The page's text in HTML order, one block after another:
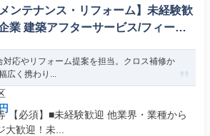
ンテナンス・リフォーム】未経験歓
業 建築アフターサービス/フィール
対応やリフォーム提案を担当。クロス補修か
広く携わり...
【必須】■未経験歓迎 他業界・業種から
歓迎！未...